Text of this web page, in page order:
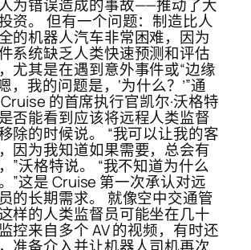
为错误造成的事故——推动了大
资。 但有一个问题：制造比人
的机器人汽车非常困难，因为
系统缺乏人类快速预测和评估
尤其是在遇到意外事件或“边缘
，我的问题是，‘为什么？’”通
的首席执行官凯尔·沃格特
否能看到应该将远程人类监督
除的时候说。 “我可以让我的客
因为我知道如果需要，总会有
”沃格特说。 “我不知道为什么
”这是 Cruise 第一次承认对远
的长期需求。 就像空中交通管
样的人类监督员可能坐在几十
控来自多个 AV 的视频，有时还